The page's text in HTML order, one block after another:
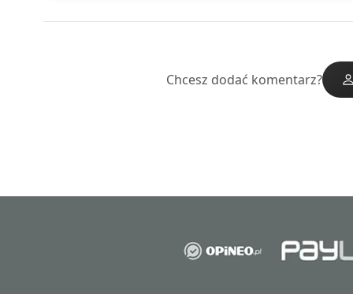
Chcesz dodać komentarz?